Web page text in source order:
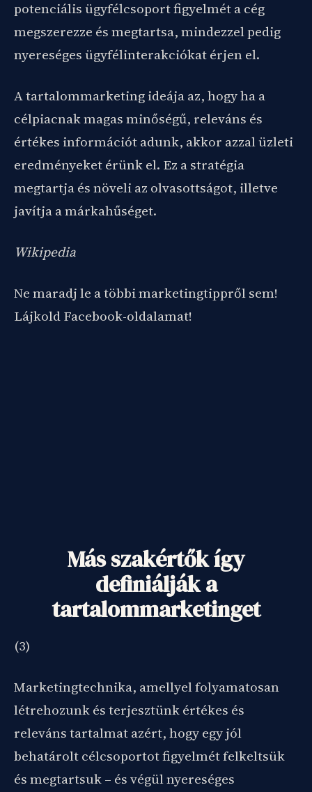
potenciális ügyfélcsoport figyelmét a cég
megszerezze és megtartsa, mindezzel pedig
nyereséges ügyfélinterakciókat érjen el.
A tartalommarketing ideája az, hogy ha a
célpiacnak magas minőségű, releváns és
értékes információt adunk, akkor azzal üzleti
eredményeket érünk el. Ez a stratégia
megtartja és növeli az olvasottságot, illetve
javítja a márkahűséget.
Wikipedia
Ne maradj le a többi marketingtippről sem!
Lájkold Facebook-oldalamat!
Más szakértők így
definiálják a
tartalommarketinget
(3)
Marketingtechnika, amellyel folyamatosan
létrehozunk és terjesztünk értékes és
releváns tartalmat azért, hogy egy jól
behatárolt célcsoportot figyelmét felkeltsük
és megtartsuk – és végül nyereséges